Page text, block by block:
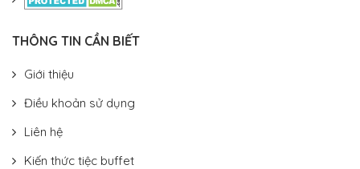
THÔNG TIN CẦN BIẾT
Giới thiệu
Điều khoản sử dụng
Liên hệ
Kiến thức tiệc buffet